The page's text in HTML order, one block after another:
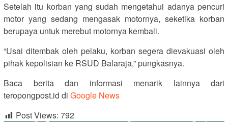
Setelah itu korban yang sudah mengetahui adanya pencuri
motor yang sedang mengasak motornya, seketika korban
berupaya untuk merebut motornya kembali.
“Usai ditembak oleh pelaku, korban segera dievakuasi oleh
pihak kepolisian ke RSUD Balaraja,” pungkasnya.
Baca berita dan informasi menarik lainnya dari
teropongpost.id di Google News
Post Views: 792